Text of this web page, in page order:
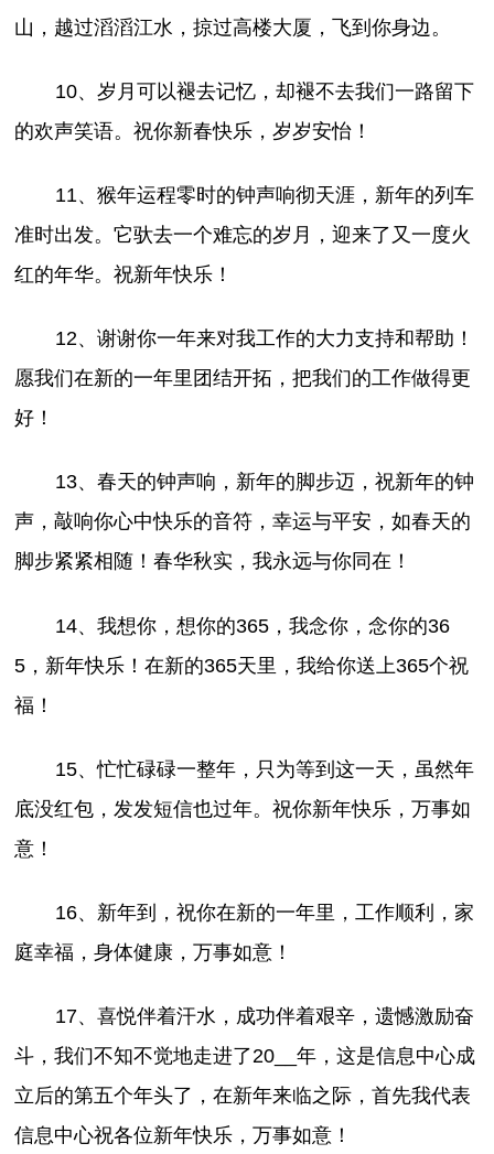
山，越过滔滔江水，掠过高楼大厦，飞到你身边。
10、岁月可以褪去记忆，却褪不去我们一路留下
的欢声笑语。祝你新春快乐，岁岁安怡！
11、猴年运程零时的钟声响彻天涯，新年的列车
准时出发。它驮去一个难忘的岁月，迎来了又一度火
红的年华。祝新年快乐！
12、谢谢你一年来对我工作的大力支持和帮助！
愿我们在新的一年里团结开拓，把我们的工作做得更
好！
13、春天的钟声响，新年的脚步迈，祝新年的钟
声，敲响你心中快乐的音符，幸运与平安，如春天的
脚步紧紧相随！春华秋实，我永远与你同在！
14、我想你，想你的365，我念你，念你的36
5，新年快乐！在新的365天里，我给你送上365个祝
福！
15、忙忙碌碌一整年，只为等到这一天，虽然年
底没红包，发发短信也过年。祝你新年快乐，万事如
意！
16、新年到，祝你在新的一年里，工作顺利，家
庭幸福，身体健康，万事如意！
17、喜悦伴着汗水，成功伴着艰辛，遗憾激励奋
斗，我们不知不觉地走进了20__年，这是信息中心成
立后的第五个年头了，在新年来临之际，首先我代表
信息中心祝各位新年快乐，万事如意！